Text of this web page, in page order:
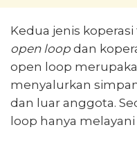
Kedua jenis
open loop dan
open loop
menyalurkan
dan luar anggota.
loop hanya